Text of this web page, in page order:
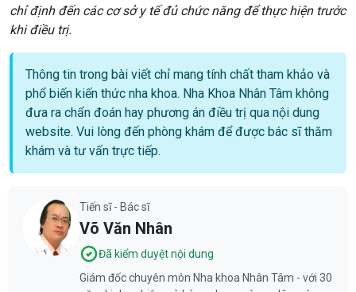
chỉ định đến các cơ sở y tế đủ chức năng để thực hiện trước
khi điều trị.
Thông tin trong bài viết chỉ mang tính chất tham khảo và
phổ biến kiến thức nha khoa. Nha Khoa Nhân Tâm không
đưa ra chẩn đoán hay phương án điều trị qua nội dung
website. Vui lòng đến phòng khám để được bác sĩ thăm
khám và tư vấn trực tiếp.
Tiến sĩ - Bác sĩ
Võ Văn Nhân
Đã kiểm duyệt nội dung
Giám đốc chuyên môn Nha khoa Nhân Tâm - với 30